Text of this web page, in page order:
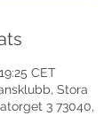
CET
Stora
3 73040,